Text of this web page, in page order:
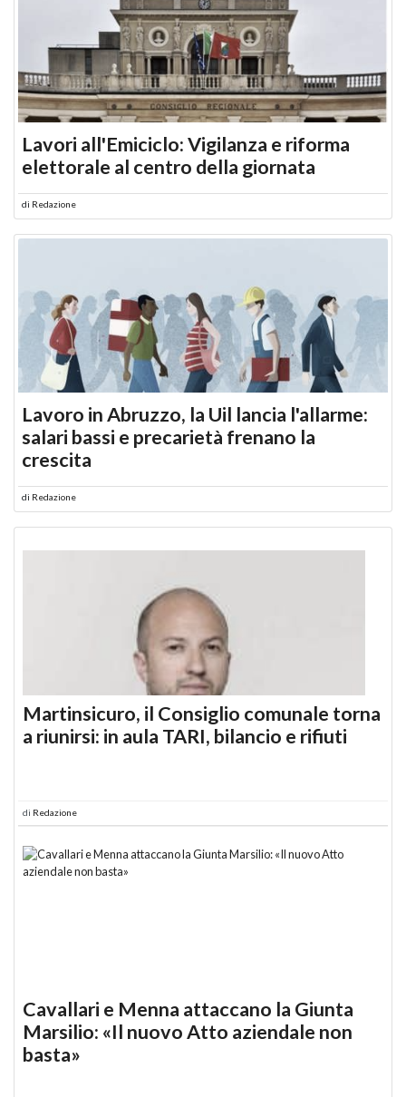
Lavori all'Emiciclo: Vigilanza e riforma
elettorale al centro della giornata
di Redazione
Lavoro in Abruzzo, la Uil lancia l'allarme:
salari bassi e precarietà frenano la
crescita
di Redazione
Martinsicuro, il Consiglio comunale torna
a riunirsi: in aula TARI, bilancio e rifiuti
di Redazione
Cavallari e Menna attaccano la Giunta
Marsilio: «Il nuovo Atto aziendale non
basta»